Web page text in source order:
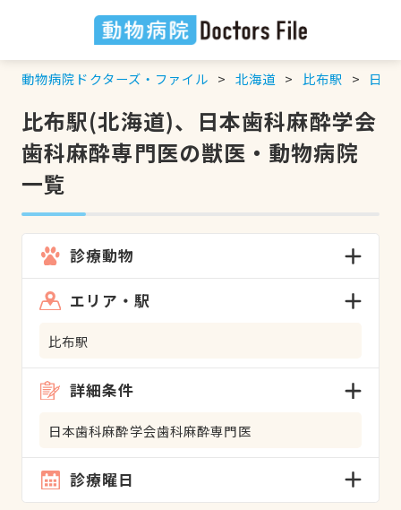
動物病院ドクターズ・ファイル 北海道 比布駅 日本
比布駅(北海道)、日本歯科麻酔学会
歯科麻酔専門医の獣医・動物病院
一覧
診療動物
エリア・駅
比布駅
詳細条件
日本歯科麻酔学会歯科麻酔専門医
診療曜日